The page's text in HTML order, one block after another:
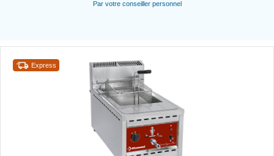
Par votre conseiller personnel
Express